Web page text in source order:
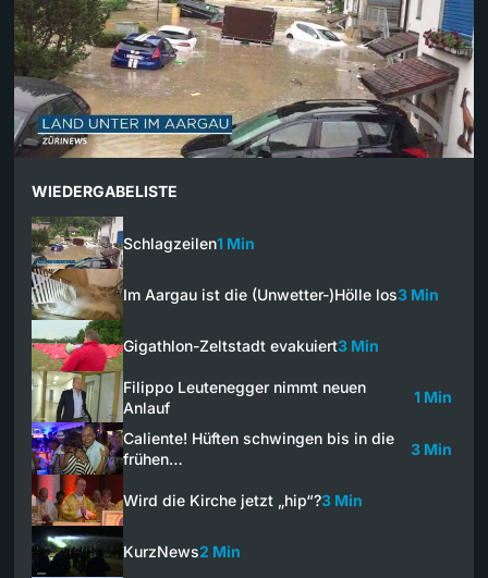
WIEDERGABELISTE
Schlagzeilen1 Min
Im Aargau ist die (Unwetter-)Hölle los3 Min
Gigathlon-Zeltstadt evakuiert3 Min
Filippo Leutenegger nimmt neuen
Anlauf
1 Min
Caliente! Hüften schwingen bis in die
frühen…
3 Min
Wird die Kirche jetzt „hip“?3 Min
KurzNews2 Min